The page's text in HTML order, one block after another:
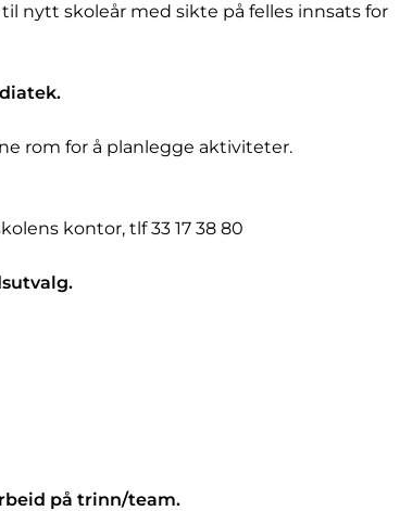
nytt skoleår med sikte på felles innsats for
rom for å planlegge aktiviteter.
kontor, tlf 33 17 38 80
på trinn/team.